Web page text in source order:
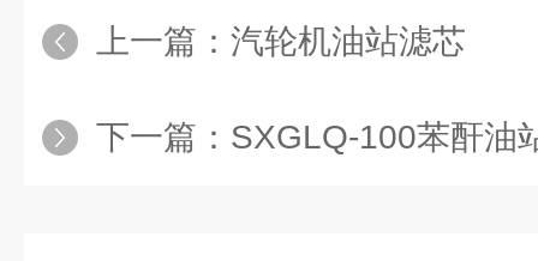
上一篇： 汽轮机油站滤芯
下一篇： SXGLQ-100苯酐油